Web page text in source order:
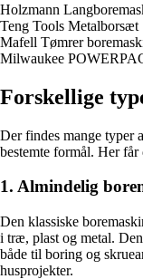
Holzmann
Teng Tools
Mafell Tømrer
Milwaukee
Forskellige
Der findes mange typer
bestemte formål. Her
1. Almindelig
Den klassiske
i træ, plast og metal.
både til boring og
husprojekter.